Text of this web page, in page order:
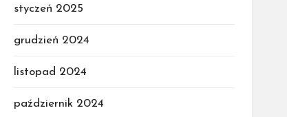
styczeń 2025
grudzień 2024
listopad 2024
październik 2024